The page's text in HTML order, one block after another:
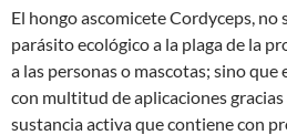
El hongo ascomicete Cordyceps,
parásito ecológico a la plaga de la
a las personas o mascotas; sino que
con multitud de aplicaciones
sustancia activa que contiene con